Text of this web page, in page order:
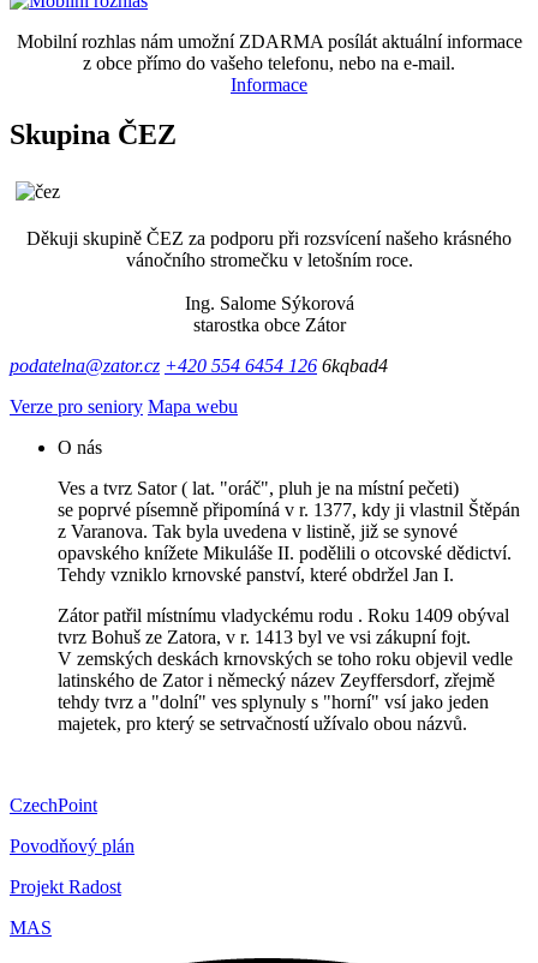
Mobilní rozhlas nám umožní ZDARMA posílát aktuální informace
z obce přímo do vašeho telefonu, nebo na e-mail.
Informace
Skupina ČEZ
Děkuji skupině ČEZ za podporu při rozsvícení našeho krásného
vánočního stromečku v letošním roce.
Ing. Salome Sýkorová
starostka obce Zátor
podatelna@zator.cz +420 554 6454 126 6kqbad4
Verze pro seniory Mapa webu
O nás
Ves a tvrz Sator ( lat. "oráč", pluh je na místní pečeti)
se poprvé písemně připomíná v r. 1377, kdy ji vlastnil Štěpán
z Varanova. Tak byla uvedena v listině, již se synové
opavského knížete Mikuláše II. podělili o otcovské dědictví.
Tehdy vzniklo krnovské panství, které obdržel Jan I.
Zátor patřil místnímu vladyckému rodu . Roku 1409 obýval
tvrz Bohuš ze Zatora, v r. 1413 byl ve vsi zákupní fojt.
V zemských deskách krnovských se toho roku objevil vedle
latinského de Zator i německý název Zeyffersdorf, zřejmě
tehdy tvrz a "dolní" ves splynuly s "horní" vsí jako jeden
majetek, pro který se setrvačností užívalo obou názvů.
CzechPoint
Povodňový plán
Projekt Radost
MAS